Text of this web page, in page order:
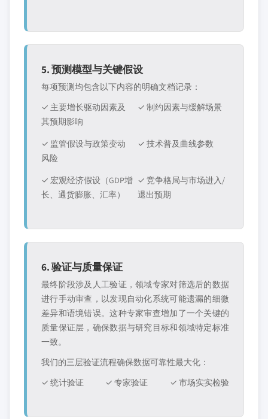
5. 预测模型与关键假设
每项预测均包含以下内容的明确文档记录：
✓ 主要增长驱动因素及
其预期影响
✓ 制约因素与缓解场景
✓ 监管假设与政策变动
风险
✓ 技术普及曲线参数
✓ 宏观经济假设（GDP增
长、通货膨胀、汇率）
✓ 竞争格局与市场进入/
退出预期
6. 验证与质量保证
最终阶段涉及人工验证，领域专家对筛选后的数据
进行手动审查，以发现自动化系统可能遗漏的细微
差异和语境错误。这种专家审查增加了一个关键的
质量保证层，确保数据与研究目标和领域特定标准
一致。
我们的三层验证流程确保数据可靠性最大化：
✓ 统计验证
✓ 专家验证 ✓ 市场实实检验